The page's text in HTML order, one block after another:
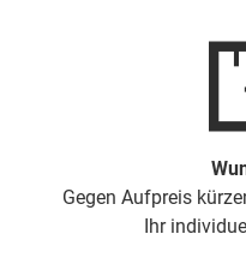
Gegen Aufpreis
Ihr